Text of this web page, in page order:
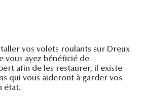
vos volets roulants sur Dreux
vous ayez bénéficié de
afin de les restaurer, il existe
qui vous aideront à garder vos
état.